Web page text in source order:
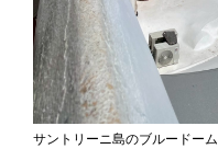
サントリーニ島のブルードーム